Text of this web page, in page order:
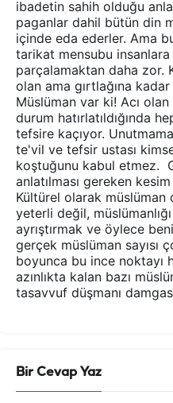
ibadetin sahih olduğu
paganlar dahil bütün din
içinde eda ederler. Ama
tarikat mensubu
parçalamaktan daha zor.
olan ama gırtlağına
Müslüman var ki! Acı
durum hatırlatıldığında
tefsire kaçıyor.
te'vil ve tefsir ustası
koştuğunu kabul etmez.
anlatılması gereken
Kültürel olarak
yeterli değil,
ayrıştırmak ve öylece
gerçek müslüman sayısı
boyunca bu ince noktayı
azınlıkta kalan bazı
tasavvuf düşmanı
Bir Cevap Yaz